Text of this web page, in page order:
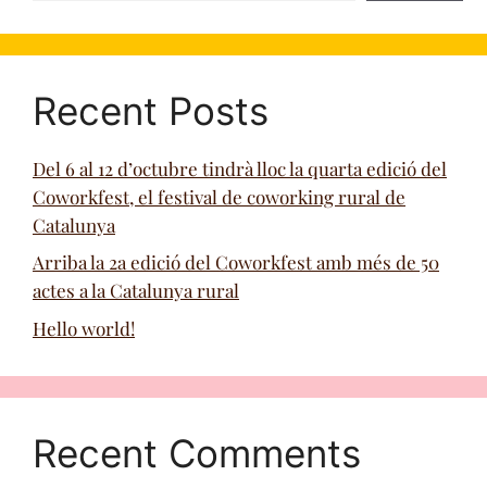
Recent Posts
Del 6 al 12 d’octubre tindrà lloc la quarta edició del
Coworkfest, el festival de coworking rural de
Catalunya
Arriba la 2a edició del Coworkfest amb més de 50
actes a la Catalunya rural
Hello world!
Recent Comments